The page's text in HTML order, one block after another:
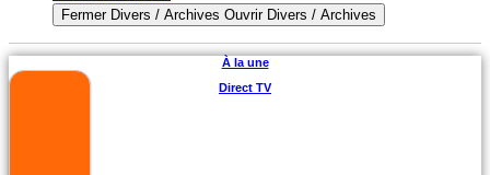
Fermer Divers / Archives Ouvrir Divers / Archives
À la une
Direct TV